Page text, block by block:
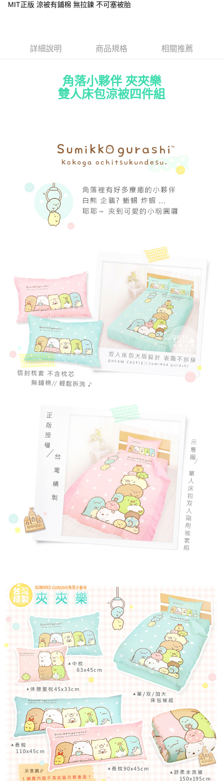
ATM付款
全家★依產品說明
7-11★依產品說明
每筆NT$60，滿NT$699(含以上)免運費
MIT正版 涼被有鋪棉 無拉鍊 不可塞被胎
詳細說明 商品規格 相關推薦
角落小夥伴 夾夾樂
雙人床包涼被四件組